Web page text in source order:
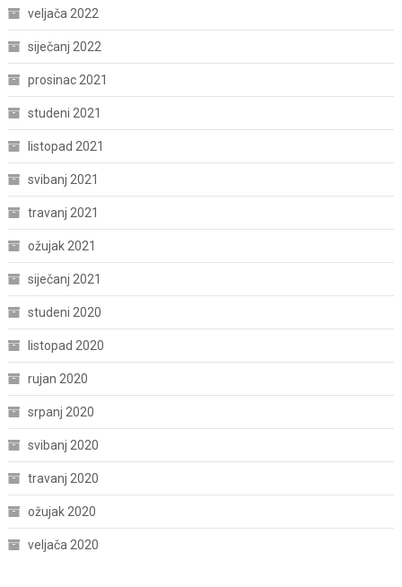
veljača 2022
siječanj 2022
prosinac 2021
studeni 2021
listopad 2021
svibanj 2021
travanj 2021
ožujak 2021
siječanj 2021
studeni 2020
listopad 2020
rujan 2020
srpanj 2020
svibanj 2020
travanj 2020
ožujak 2020
veljača 2020